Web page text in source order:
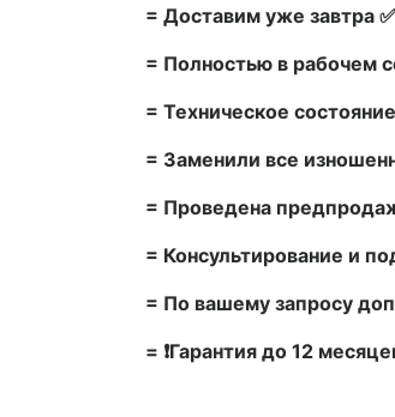
= Доставим уже завтра ✅
= Полностью в рабочем
= Техническое
= Заменили все
= Проведена
= Консультирование и
= По вашему запросу
= ❗Гарантия до 12